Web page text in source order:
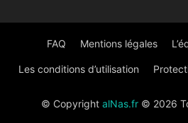
© CopyrightalNas.fr© 2026